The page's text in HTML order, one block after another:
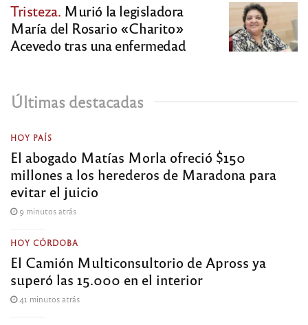
Tristeza. Murió la legisladora
María del Rosario «Charito»
Acevedo tras una enfermedad
Últimas destacadas
HOY PAÍS
El abogado Matías Morla ofreció $150
millones a los herederos de Maradona para
evitar el juicio
9 minutos atrás
HOY CÓRDOBA
El Camión Multiconsultorio de Apross ya
superó las 15.000 en el interior
41 minutos atrás